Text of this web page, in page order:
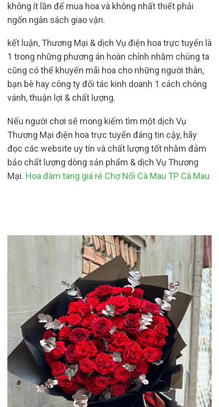
không ít lần để mua hoa và không nhất thiết phải
ngốn ngân sách giao vận.
kết luận, Thương Mại & dịch Vụ điện hoa trực tuyến là
1 trong những phương án hoàn chỉnh nhằm chúng ta
cũng có thể khuyến mãi hoa cho những người thân,
bạn bè hay công ty đối tác kinh doanh 1 cách chóng
vánh, thuận lợi & chất lượng.
Nếu người chơi sẽ mong kiếm tìm một dịch Vụ
Thương Mại điện hoa trực tuyến đáng tin cậy, hãy
đọc các website uy tín và chất lượng tốt nhằm đảm
bảo chất lượng dòng sản phẩm & dịch Vụ Thương
Mại. Hoa đám tang giá rẻ Chợ Nổi Cà Mau TP Cà Mau